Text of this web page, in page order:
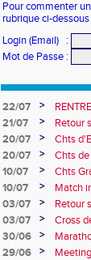
Pour commenter
rubrique ci-
Login (Email)
:
Mot de Passe :
22/07 >
21/07
>
Retour
20/07
>
Chts
20/07 >
Chts
10e
10/07 >
Chts
10/07
>
Match
Obernai
03/07 >
Retour
03/07
>
Cross
collèges
30/06 >
29/06
>